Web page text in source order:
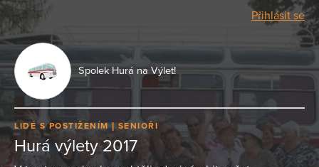
Přihlásit se
Spolek Hurá na Výlet!
LIDÉ S POSTIŽENÍM SENIOŘI
Hurá výlety 2017